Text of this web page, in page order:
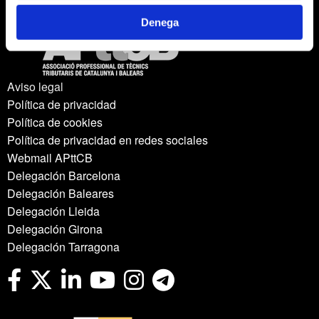
Denega
Aviso legal
Política de privacidad
Política de cookies
Política de privacidad en redes sociales
Webmail APttCB
Delegación Barcelona
Delegación Baleares
Delegación Lleida
Delegación Girona
Delegación Tarragona